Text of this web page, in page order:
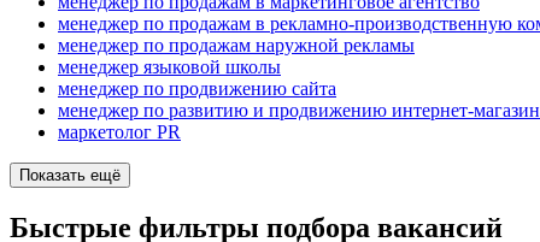
менеджер по продажам в рекламно-производственную
менеджер по продажам наружной рекламы
менеджер языковой школы
менеджер по продвижению сайта
менеджер по развитию и продвижению интернет-
маркетолог PR
Показать ещё
Быстрые фильтры подбора вакансий